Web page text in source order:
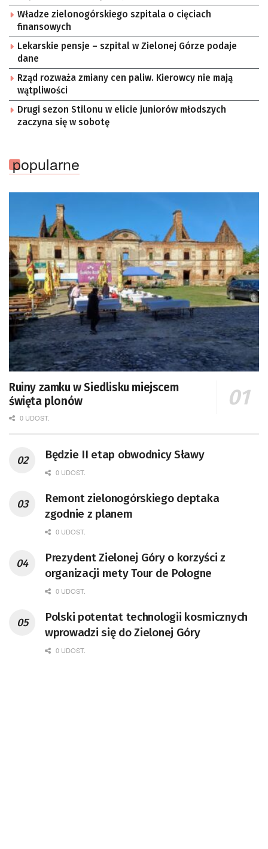
Władze zielonogórskiego szpitala o cięciach
finansowych
Lekarskie pensje – szpital w Zielonej Górze podaje
dane
Rząd rozważa zmiany cen paliw. Kierowcy nie mają
wątpliwości
Drugi sezon Stilonu w elicie juniorów młodszych
zaczyna się w sobotę
popularne
Ruiny zamku w Siedlisku miejscem
święta plonów
0 UDOST.
Będzie II etap obwodnicy Sławy
0 UDOST.
Remont zielonogórskiego deptaka
zgodnie z planem
0 UDOST.
Prezydent Zielonej Góry o korzyści z
organizacji mety Tour de Pologne
0 UDOST.
Polski potentat technologii kosmicznych
wprowadzi się do Zielonej Góry
0 UDOST.